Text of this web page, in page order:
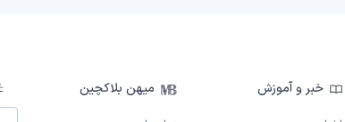
خبر و آموزش میهن بلاکچین